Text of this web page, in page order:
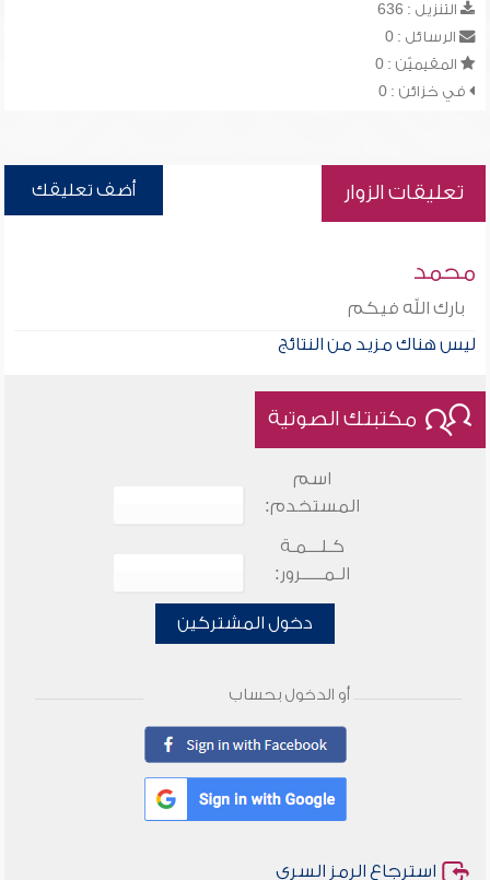
التنزيل : 636
الرسائل : 0
المقيميّن : 0
في خزائن : 0
تعليقات الزوار أضف تعليقك
محمد
بارك الله فيكم
ليس هناك مزيد من النتائج
مكتبتك الصوتية
اسم
المستخدم:
كـلـــمـة
الـمـــــرور:
دخول المشتركين
أو الدخول بحساب
استرجاع الرمز السري